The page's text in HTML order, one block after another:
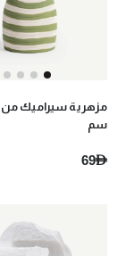
سم
69AED